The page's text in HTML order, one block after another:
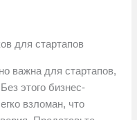
для стартапов
важна для стартапов,
этого бизнес-
взломан, что